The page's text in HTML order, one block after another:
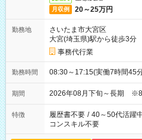
月収例 20～25万円
勤務地
さいたま市大宮区
大宮(埼玉県)駅から徒歩3分
事務代行業
勤務時間 08:30～17:15(実働7時間45
期間 2026年08月下旬～長期 ※8
特徴 履歴書不要 / 40～50代活躍
コンスキル不要